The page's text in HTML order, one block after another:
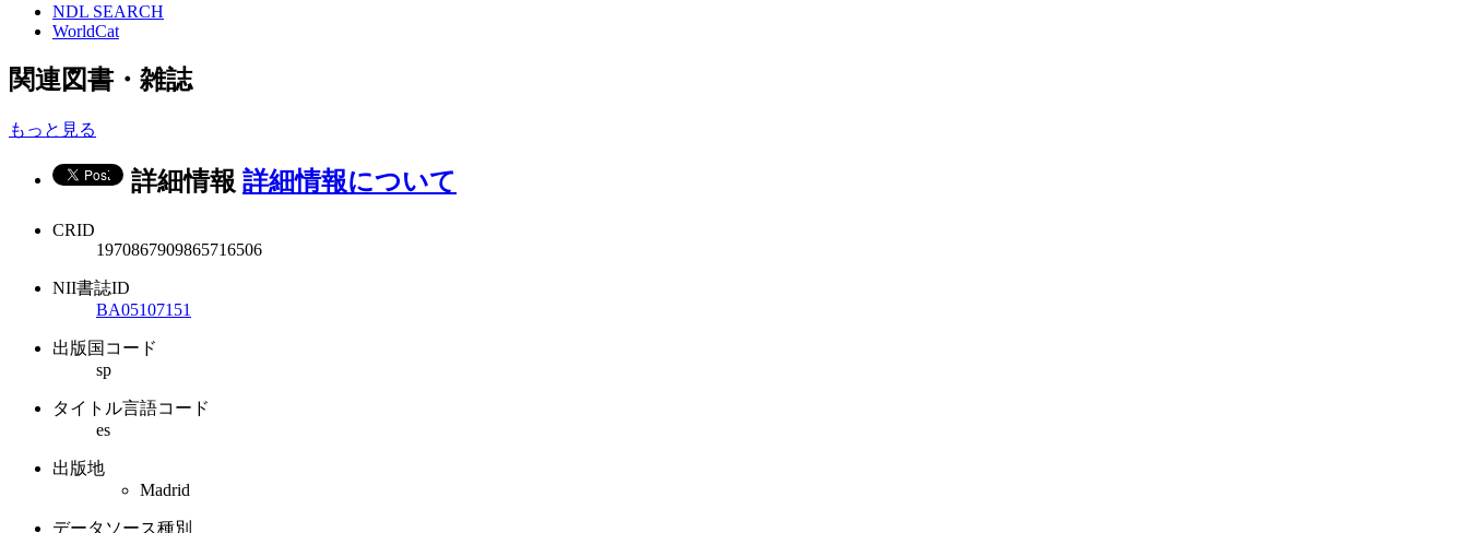
NDL SEARCH
WorldCat
関連図書・雑誌
もっと見る
詳細情報 詳細情報について
CRID
1970867909865716506
NII書誌ID
BA05107151
出版国コード
sp
タイトル言語コード
es
出版地
Madrid
データソース種別